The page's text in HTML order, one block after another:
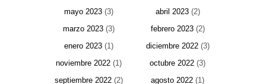
mayo 2023(3) abril 2023(2)
marzo 2023(3) febrero 2023(2)
enero 2023(1) diciembre 2022(3)
noviembre 2022(1) octubre 2022 (3)
septiembre 2022(2) agosto 2022 (1)